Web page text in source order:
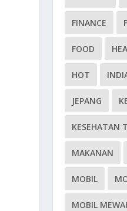
FINANCE
FOOD
HOT
JEPANG
KESEHATAN
MAKANAN
MOBIL
MOBIL